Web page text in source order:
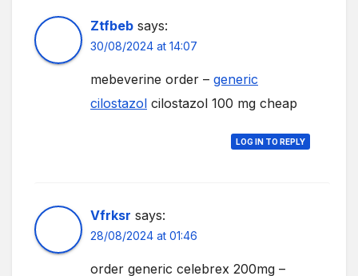
Ztfbeb says:
30/08/2024 at 14:07
mebeverine order – generic
cilostazol cilostazol 100 mg cheap
LOG IN TO REPLY
Vfrksr says:
28/08/2024 at 01:46
order generic celebrex 200mg –